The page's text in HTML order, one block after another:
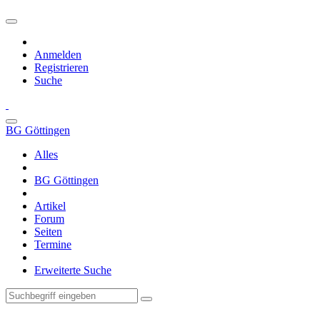
Anmelden
Registrieren
Suche
BG Göttingen
Alles
BG Göttingen
Artikel
Forum
Seiten
Termine
Erweiterte Suche